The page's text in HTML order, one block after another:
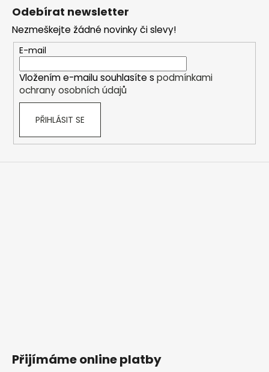
Odebírat newsletter
Nezmeškejte žádné novinky či slevy!
E-mail
Vložením e-mailu souhlasíte s podmínkami
ochrany osobních údajů
PŘIHLÁSIT SE
Přijímáme online platby